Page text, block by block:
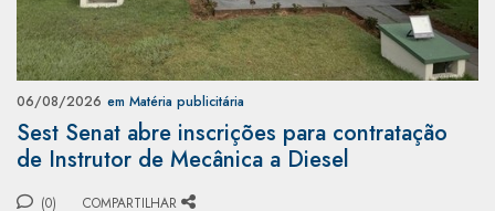
06/08/2026 em Matéria publicitária
Sest Senat abre inscrições para contratação
de Instrutor de Mecânica a Diesel
(0) COMPARTILHAR